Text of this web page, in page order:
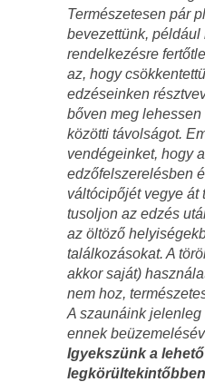
Természetesen pár
bevezettünk,
rendelkezésre
az, hogy
edzéseinken
bőven meg
közötti távolságot.
vendégeinket, hogy
edzőfelszerelésben
váltócipőjét vegye át
tusoljon az edzés
az öltöző
találkozásokat. A
akkor saját)
nem hoz,
A szaunáink
ennek
Igyekszünk a lehető